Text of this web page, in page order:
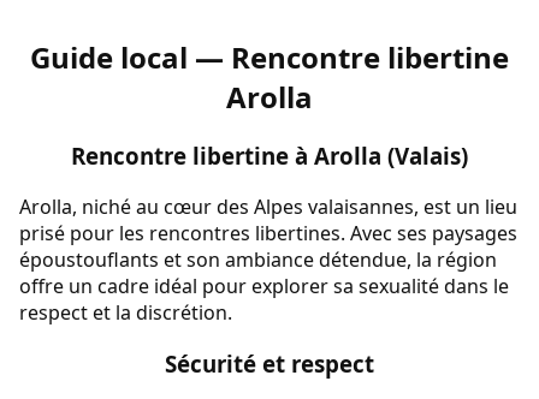
Guide local — Rencontre libertine
Arolla
Rencontre libertine à Arolla (Valais)
Arolla, niché au cœur des Alpes valaisannes, est un lieu
prisé pour les rencontres libertines. Avec ses paysages
époustouflants et son ambiance détendue, la région
offre un cadre idéal pour explorer sa sexualité dans le
respect et la discrétion.
Sécurité et respect